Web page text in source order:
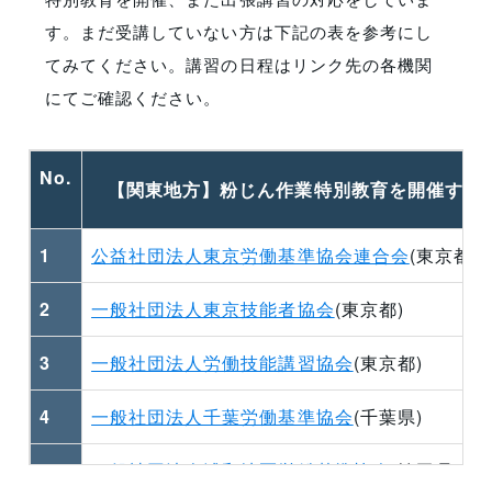
す。まだ受講していない方は下記の表を参考にし
てみてください。講習の日程はリンク先の各機関
にてご確認ください。
No. 【関東地方】粉じん作業特別教育を開催する
1 公益社団法人東京労働基準協会連合会(東京都)
2 一般社団法人東京技能者協会(東京都)
3 一般社団法人労働技能講習協会(東京都)
4 一般社団法人千葉労働基準協会(千葉県)
5 一般社団法人浦和地区労働基準協会(埼玉県)